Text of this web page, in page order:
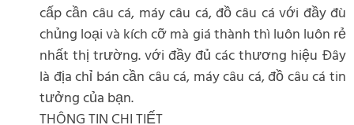
cấp cần câu cá, máy câu cá, đồ câu cá với đầy đù
chủng loại và kích cỡ mà giá thành thì luôn luôn rẻ
nhất thị trường. với đầy đủ các thương hiệu Đây
là địa chỉ bán cần câu cá, máy câu cá, đồ câu cá tin
tưởng của bạn.
THÔNG TIN CHI TIẾT